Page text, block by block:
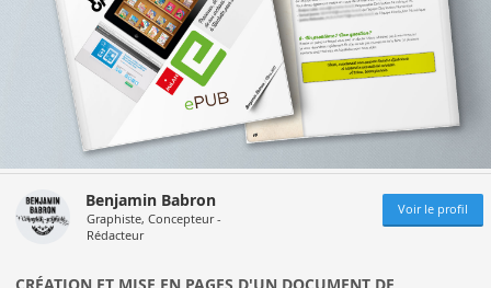
Benjamin Babron
Graphiste, Concepteur -
Rédacteur
Voir le profil
CRÉATION ET MISE EN PAGES D'UN DOCUMENT DE